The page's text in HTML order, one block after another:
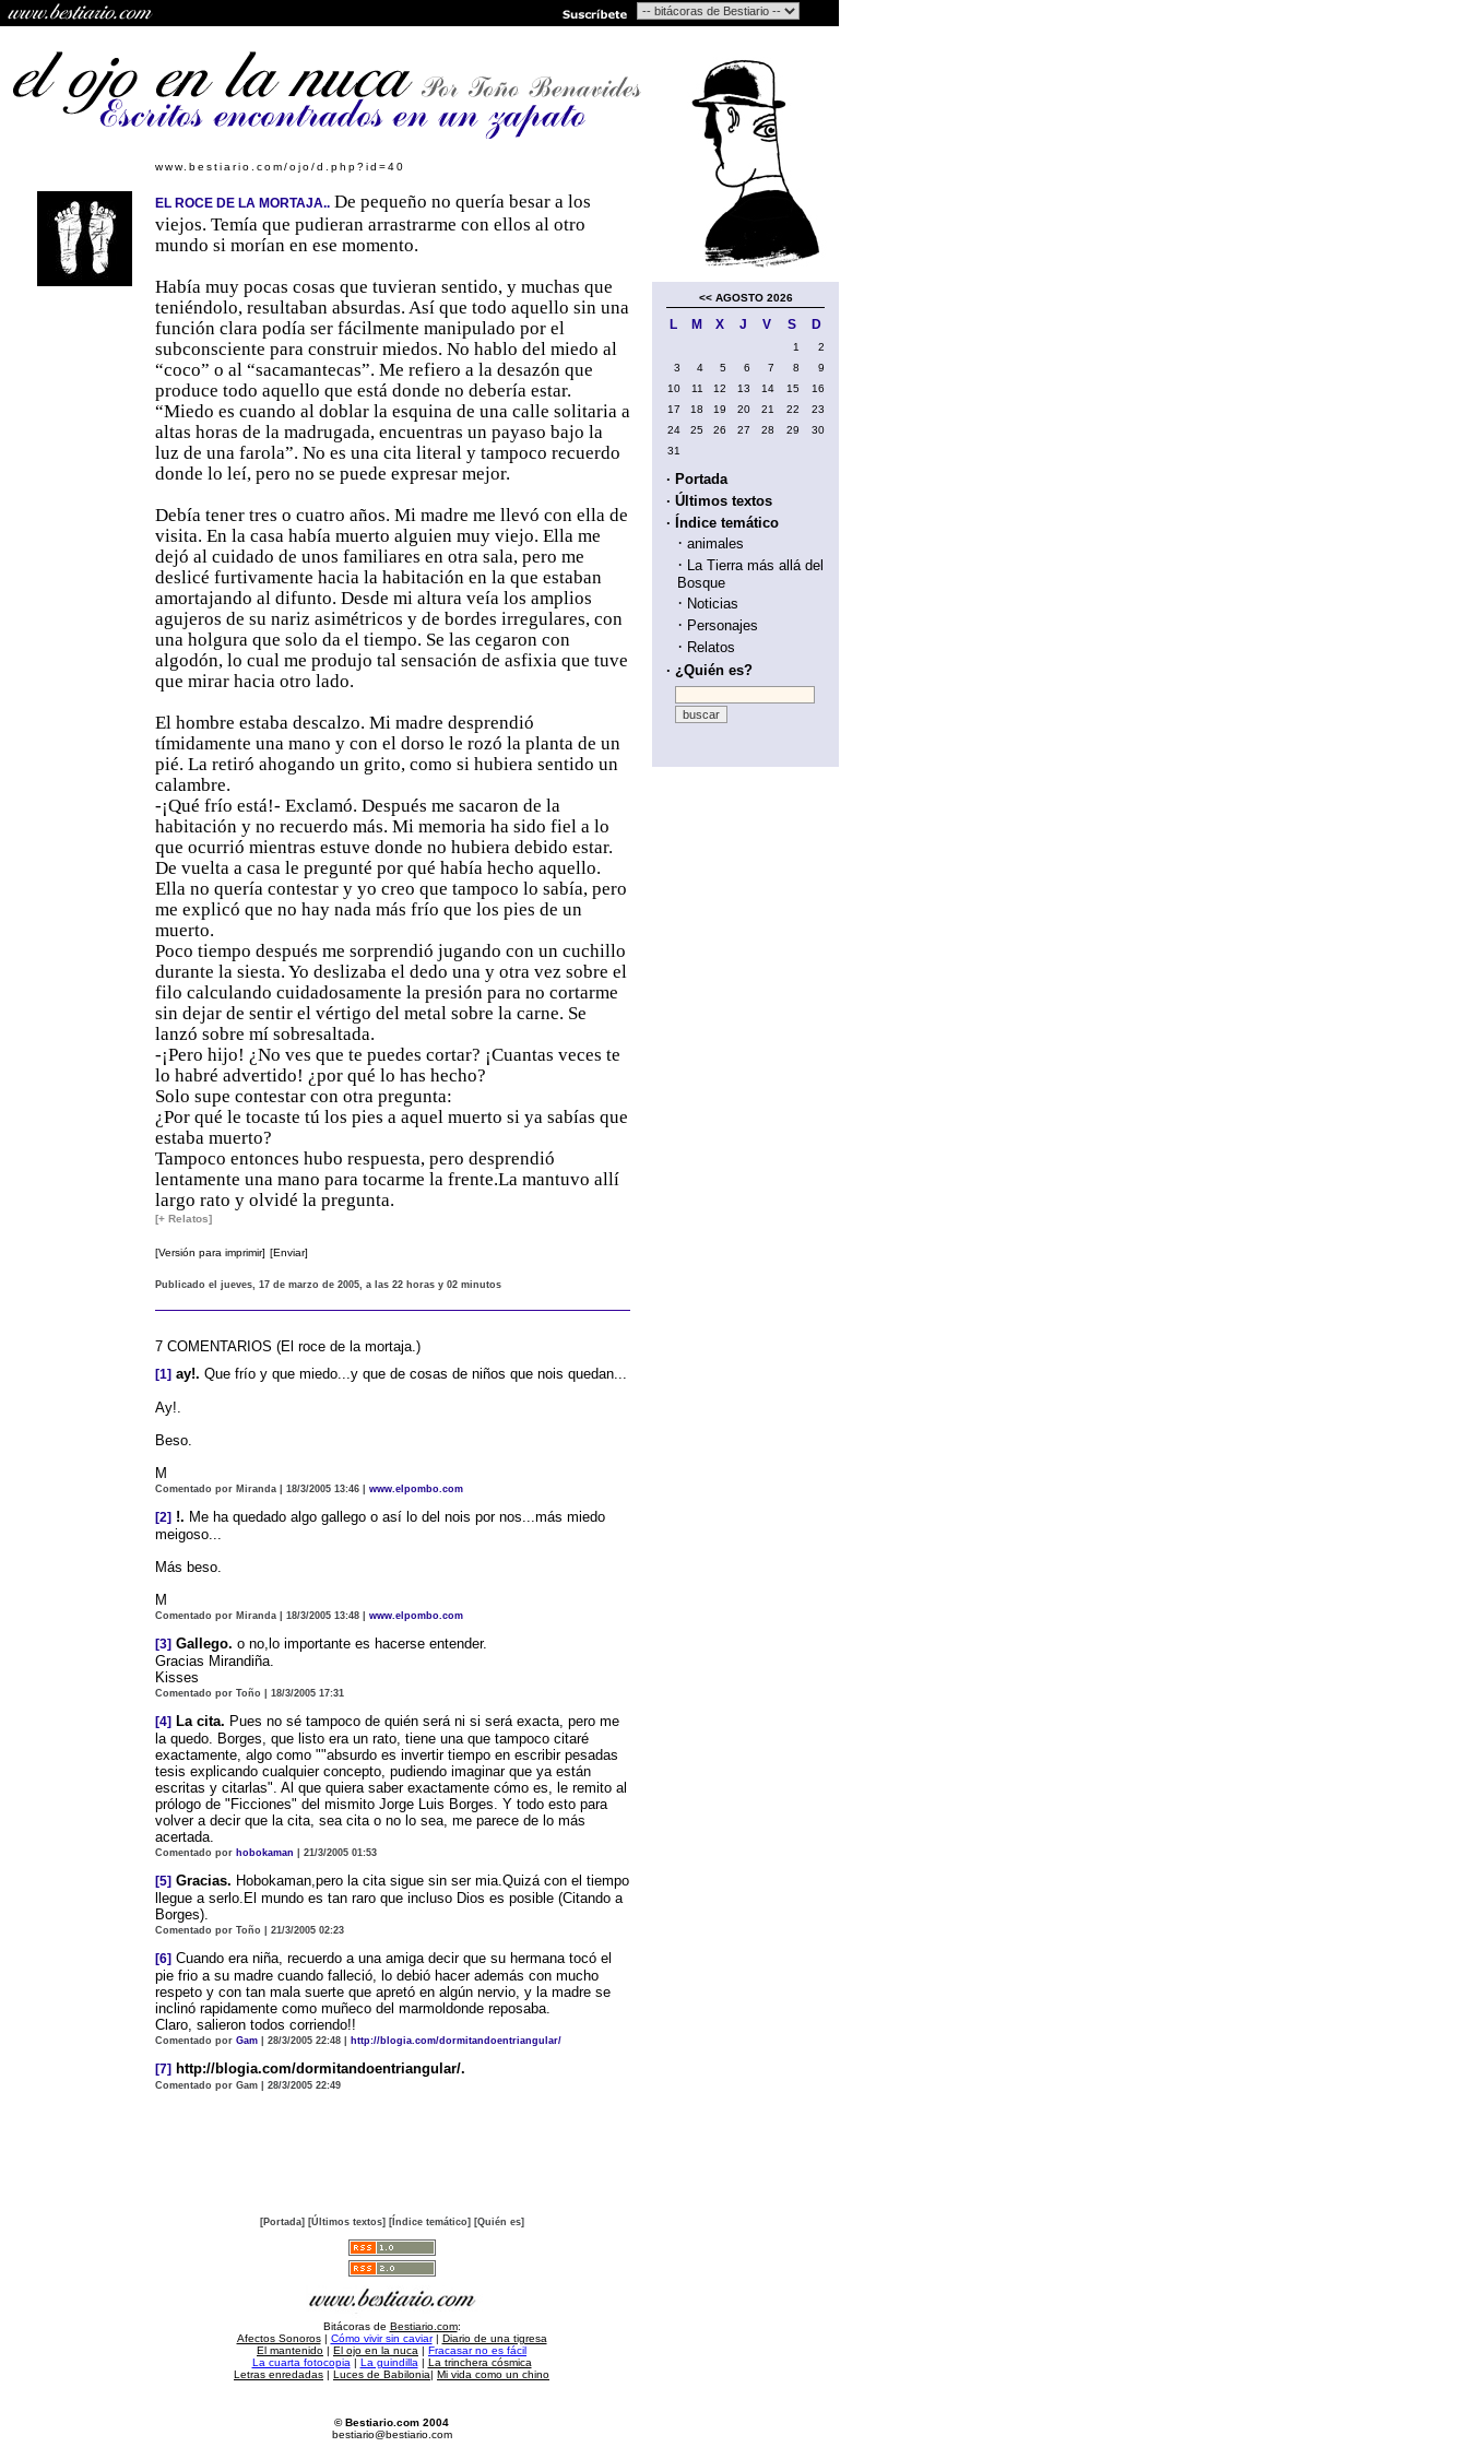
www.bestiario.com/ojo/d.php?id=40
EL ROCE DE LA MORTAJA.. De pequeño no quería besar a los
viejos. Temía que pudieran arrastrarme con ellos al otro
mundo si morían en ese momento.
Había muy pocas cosas que tuvieran sentido, y muchas que
teniéndolo, resultaban absurdas. Así que todo aquello sin una
función clara podía ser fácilmente manipulado por el
subconsciente para construir miedos. No hablo del miedo al
“coco” o al “sacamantecas”. Me refiero a la desazón que
produce todo aquello que está donde no debería estar.
“Miedo es cuando al doblar la esquina de una calle solitaria a
altas horas de la madrugada, encuentras un payaso bajo la
luz de una farola”. No es una cita literal y tampoco recuerdo
donde lo leí, pero no se puede expresar mejor.
Debía tener tres o cuatro años. Mi madre me llevó con ella de
visita. En la casa había muerto alguien muy viejo. Ella me
dejó al cuidado de unos familiares en otra sala, pero me
deslicé furtivamente hacia la habitación en la que estaban
amortajando al difunto. Desde mi altura veía los amplios
agujeros de su nariz asimétricos y de bordes irregulares, con
una holgura que solo da el tiempo. Se las cegaron con
algodón, lo cual me produjo tal sensación de asfixia que tuve
que mirar hacia otro lado.
El hombre estaba descalzo. Mi madre desprendió
tímidamente una mano y con el dorso le rozó la planta de un
pié. La retiró ahogando un grito, como si hubiera sentido un
calambre.
-¡Qué frío está!- Exclamó. Después me sacaron de la
habitación y no recuerdo más. Mi memoria ha sido fiel a lo
que ocurrió mientras estuve donde no hubiera debido estar.
De vuelta a casa le pregunté por qué había hecho aquello.
Ella no quería contestar y yo creo que tampoco lo sabía, pero
me explicó que no hay nada más frío que los pies de un
muerto.
Poco tiempo después me sorprendió jugando con un cuchillo
durante la siesta. Yo deslizaba el dedo una y otra vez sobre el
filo calculando cuidadosamente la presión para no cortarme
sin dejar de sentir el vértigo del metal sobre la carne. Se
lanzó sobre mí sobresaltada.
-¡Pero hijo! ¿No ves que te puedes cortar? ¡Cuantas veces te
lo habré advertido! ¿por qué lo has hecho?
Solo supe contestar con otra pregunta:
¿Por qué le tocaste tú los pies a aquel muerto si ya sabías que
estaba muerto?
Tampoco entonces hubo respuesta, pero desprendió
lentamente una mano para tocarme la frente.La mantuvo allí
largo rato y olvidé la pregunta.
[+ Relatos]
[Versión para imprimir] [Enviar]
Publicado el jueves, 17 de marzo de 2005, a las 22 horas y 02 minutos
7 COMENTARIOS (El roce de la mortaja.)
[1] ay!. Que frío y que miedo...y que de cosas de niños que nois quedan...
Ay!.
Beso.
M
Comentado por Miranda | 18/3/2005 13:46 | www.elpombo.com
[2] !. Me ha quedado algo gallego o así lo del nois por nos...más miedo
meigoso...
Más beso.
M
Comentado por Miranda | 18/3/2005 13:48 | www.elpombo.com
[3] Gallego. o no,lo importante es hacerse entender.
Gracias Mirandiña.
Kisses
Comentado por Toño | 18/3/2005 17:31
[4] La cita. Pues no sé tampoco de quién será ni si será exacta, pero me
la quedo. Borges, que listo era un rato, tiene una que tampoco citaré
exactamente, algo como ""absurdo es invertir tiempo en escribir pesadas
tesis explicando cualquier concepto, pudiendo imaginar que ya están
escritas y citarlas". Al que quiera saber exactamente cómo es, le remito al
prólogo de "Ficciones" del mismito Jorge Luis Borges. Y todo esto para
volver a decir que la cita, sea cita o no lo sea, me parece de lo más
acertada.
Comentado por hobokaman | 21/3/2005 01:53
[5] Gracias. Hobokaman,pero la cita sigue sin ser mia.Quizá con el tiempo
llegue a serlo.El mundo es tan raro que incluso Dios es posible (Citando a
Borges).
Comentado por Toño | 21/3/2005 02:23
[6] Cuando era niña, recuerdo a una amiga decir que su hermana tocó el
pie frio a su madre cuando falleció, lo debió hacer además con mucho
respeto y con tan mala suerte que apretó en algún nervio, y la madre se
inclinó rapidamente como muñeco del marmoldonde reposaba.
Claro, salieron todos corriendo!!
Comentado por Gam | 28/3/2005 22:48 | http://blogia.com/dormitandoentriangular/
[7] http://blogia.com/dormitandoentriangular/.
Comentado por Gam | 28/3/2005 22:49
<< AGOSTO 2026
L M X J V S D
1
2
3
4 5 6 7 8
9
10
11 12 13 14 15
16
17
18 19 20 21 22
23
24
25 26 27 28 29
30
31
· Portada
· Últimos textos
· Índice temático
· animales
· La Tierra más allá del
Bosque
· Noticias
· Personajes
· Relatos
· ¿Quién es?
[Portada] [Últimos textos] [Índice temático] [Quién es]
Bitácoras de Bestiario.com:
Afectos Sonoros| Cómo vivir sin caviar| Diario de una tigresa
El mantenido | El ojo en la nuca | Fracasar no es fácil
La cuarta fotocopia | La guindilla | La trinchera cósmica
Letras enredadas | Luces de Babilonia| Mi vida como un chino
© Bestiario.com 2004
bestiario@bestiario.com